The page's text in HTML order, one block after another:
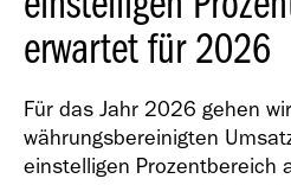
erwartet für 2026
Für das Jahr 2026 gehen
währungsbereinigten
einstelligen Prozentbereich